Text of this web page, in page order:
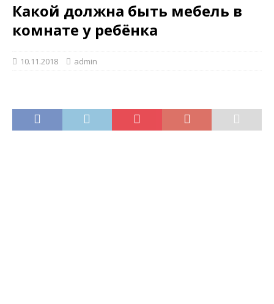
Какой должна быть мебель в
комнате у ребёнка
10.11.2018 admin